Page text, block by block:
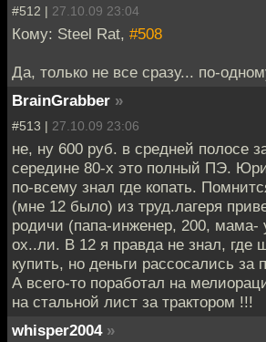
#512 | 27.10.09 23:04
Кому: Steel Rat, #508
Да, только не все сразу... по-
BrainGrabber »
#513 | 27.10.09 23:06
не, ну 600 руб. в средней полосе
середине 80-х это полный ПЭ.
по-всему знал где копать.
(мне 12 было) из труд.лагеря
родичи (папа-инженер, 200, мама-
ох..ли. В 12 я правда не знал, где
купить, но деньги рассосались за
А всего-то поработал на
на стальной лист за трактором !!!
whisper2004 »